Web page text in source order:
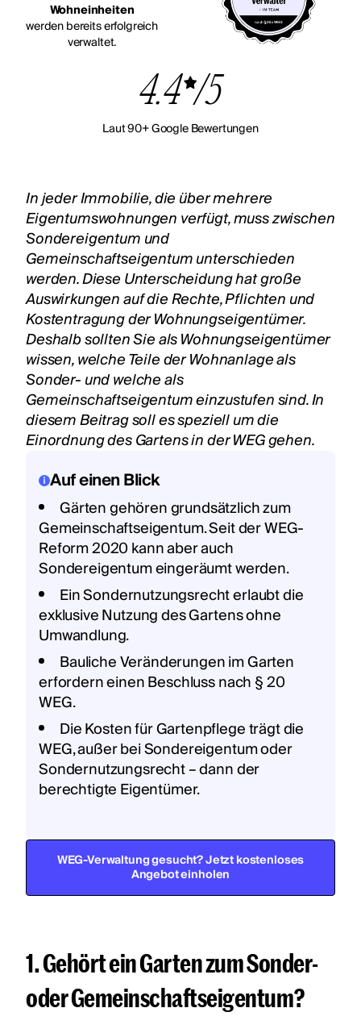
Wohneinheiten
werden bereits erfolgreich
verwaltet.
4.4 /5
Laut 90+ Google Bewertungen
In jeder Immobilie, die über mehrere
Eigentumswohnungen verfügt, muss zwischen
Sondereigentum und
Gemeinschaftseigentum unterschieden
werden. Diese Unterscheidung hat große
Auswirkungen auf die Rechte, Pflichten und
Kostentragung der Wohnungseigentümer.
Deshalb sollten Sie als Wohnungseigentümer
wissen, welche Teile der Wohnanlage als
Sonder- und welche als
Gemeinschaftseigentum einzustufen sind. In
diesem Beitrag soll es speziell um die
Einordnung des Gartens in der WEG gehen.
Auf einen Blick
Gärten gehören grundsätzlich zum
Gemeinschaftseigentum. Seit der WEG-
Reform 2020 kann aber auch
Sondereigentum eingeräumt werden.
Ein Sondernutzungsrecht erlaubt die
exklusive Nutzung des Gartens ohne
Umwandlung.
Bauliche Veränderungen im Garten
erfordern einen Beschluss nach § 20
WEG.
Die Kosten für Gartenpflege trägt die
WEG, außer bei Sondereigentum oder
Sondernutzungsrecht – dann der
berechtigte Eigentümer.
WEG-Verwaltung gesucht? Jetzt kostenloses
Angebot einholen
1. Gehört ein Garten zum Sonder-
oder Gemeinschaftseigentum?